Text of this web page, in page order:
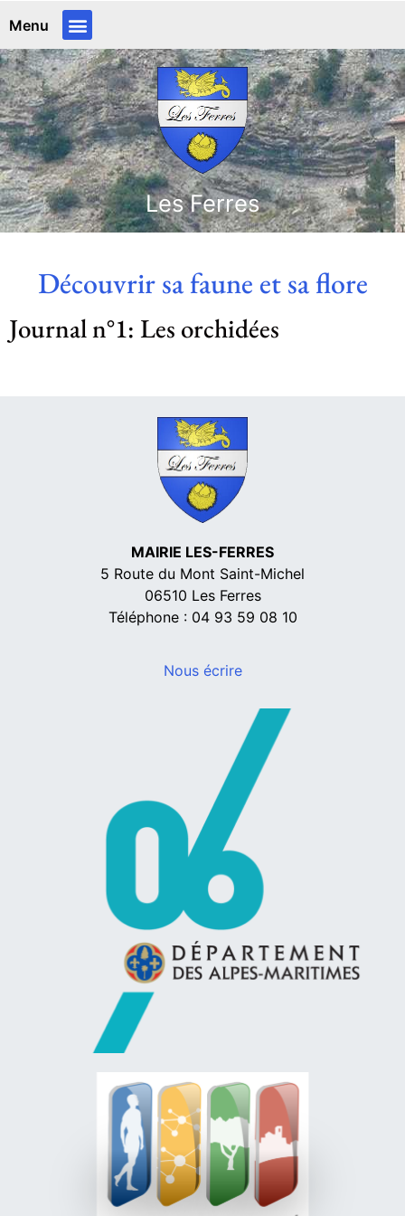
Menu
Les Ferres
Découvrir sa faune et sa flore
Journal n°1: Les orchidées
MAIRIE LES-FERRES
5 Route du Mont Saint-Michel
06510 Les Ferres
Téléphone : 04 93 59 08 10
Nous écrire